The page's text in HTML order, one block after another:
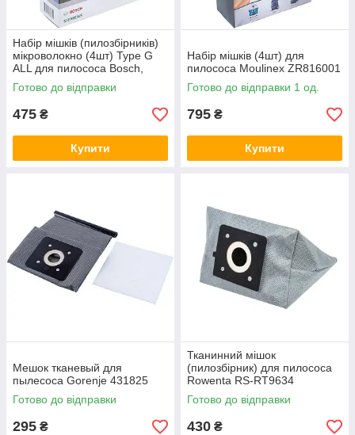
Набір мішків (пилозбірників)
мікроволокно (4шт) Type G
ALL для пилососа Bosch,
Siemens 576863
Готово до відправки
475 ₴
Купити
Набір мішків (4шт) для
пилососа Moulinex ZR816001
Готово до відправки 1 од.
795 ₴
Купити
Мешок тканевый для
пылесоса Gorenje 431825
Готово до відправки
295 ₴
Тканинний мішок
(пилозбірник) для пилососа
Rowenta RS-RT9634
Готово до відправки
430 ₴